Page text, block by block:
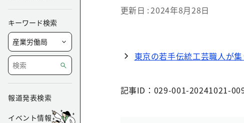
キーワード検索
報道発表検索
イベント情報
更新日 2024年8月28日
東京の若手伝統工芸職人が
記事ID：029-001-20241021-